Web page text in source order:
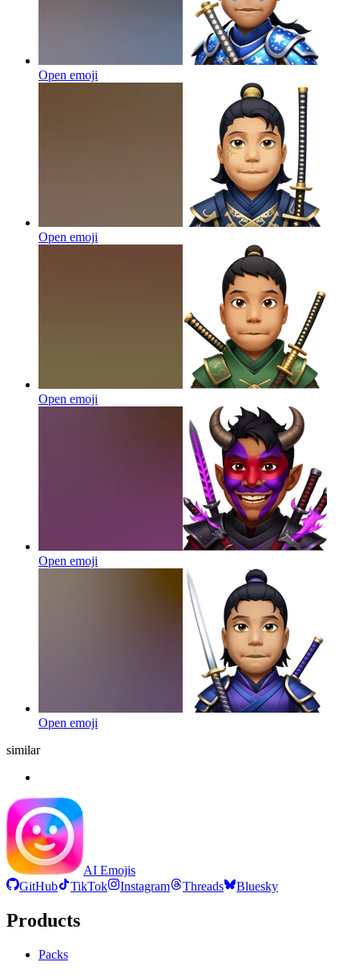
Open emoji
Open emoji
Open emoji
Open emoji
Open emoji
similar
AI Emojis
GitHub
TikTok Instagram Threads Bluesky
Products
Packs